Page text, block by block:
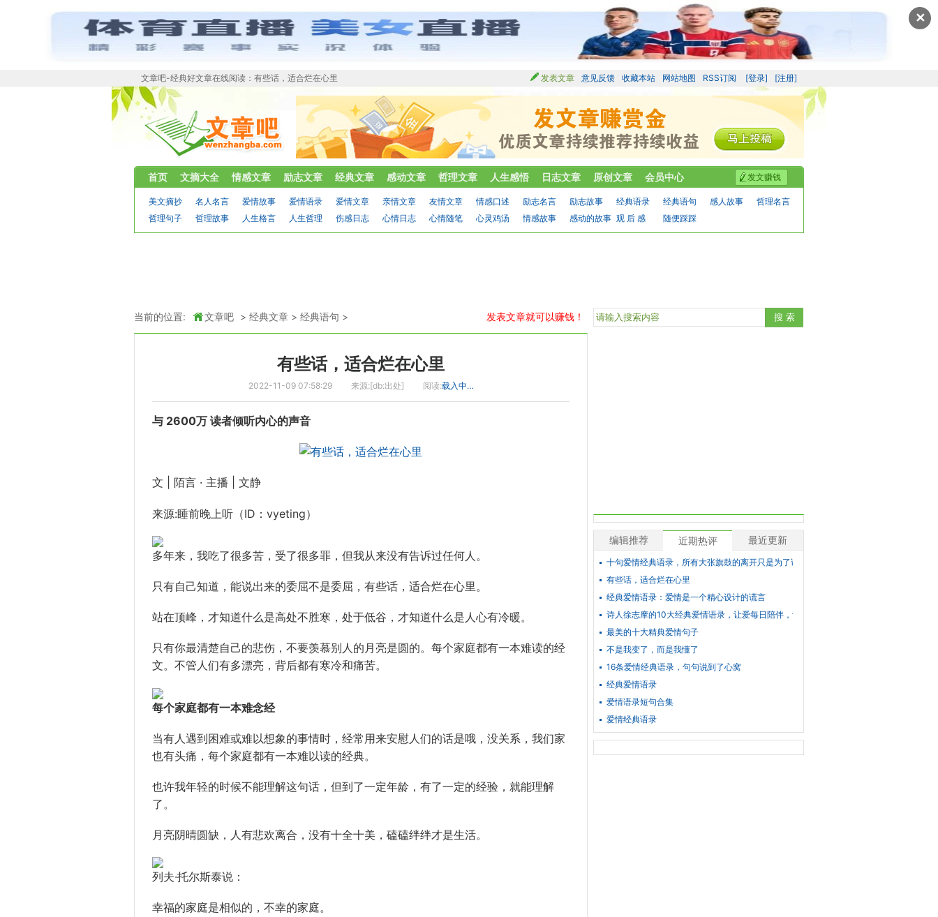
✕
文章吧-经典好文章在线阅读：有些话，适合烂在心里 发表文章 意见反馈 收藏本站 网站地图 RSS订阅 [登录] [注册]
发文赚钱
首页 文摘大全 情感文章 励志文章 经典文章 感动文章 哲理文章 人生感悟 日志文章 原创文章 会员中心
美文摘抄 名人名言 爱情故事 爱情语录 爱情文章 亲情文章 友情文章 情感口述 励志名言 励志故事 经典语录 经典语句 感人故事
哲理名言
哲理句子
哲理故事 人生格言 人生哲理 伤感日志 心情日志 心情随笔 心灵鸡汤 情感故事 感动的故事 观 后 感 随便踩踩
当前的位置: 文章吧 > 经典文章 > 经典语句 > 发表文章就可以赚钱！
有些话，适合烂在心里
2022-11-09 07:58:29 来源:[db:出处] 阅读:载入中…
与 2600万 读者倾听内心的声音
文 | 陌言 · 主播 | 文静
来源:睡前晚上听（ID：vyeting）
多年来，我吃了很多苦，受了很多罪，但我从来没有告诉过任何人。
只有自己知道，能说出来的委屈不是委屈，有些话，适合烂在心里。
站在顶峰，才知道什么是高处不胜寒，处于低谷，才知道什么是人心有冷暖。
只有你最清楚自己的悲伤，不要羡慕别人的月亮是圆的。每个家庭都有一本难读的经
文。不管人们有多漂亮，背后都有寒冷和痛苦。
每个家庭都有一本难念经
当有人遇到困难或难以想象的事情时，经常用来安慰人们的话是哦，没关系，我们家
也有头痛，每个家庭都有一本难以读的经典。
也许我年轻的时候不能理解这句话，但到了一定年龄，有了一定的经验，就能理解
了。
月亮阴晴圆缺，人有悲欢离合，没有十全十美，磕磕绊绊才是生活。
列夫·托尔斯泰说：
幸福的家庭是相似的，不幸的家庭。
编辑推荐 近期热评 最近更新
十句爱情经典语录，所有大张旗鼓的离开只是为了试探，真正的离开
有些话，适合烂在心里
经典爱情语录：爱情是一个精心设计的谎言
诗人徐志摩的10大经典爱情语录，让爱每日陪伴，让情越处越浓！
最美的十大精典爱情句子
不是我变了，而是我懂了
16条爱情经典语录，句句说到了心窝
经典爱情语录
爱情语录短句合集
爱情经典语录